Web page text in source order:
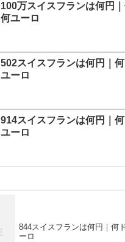
100万スイスフランは何円｜
何ユーロ
502スイスフランは何円｜
ユーロ
914スイスフランは何円｜
ユーロ
844スイスフランは何円｜何
ーロ